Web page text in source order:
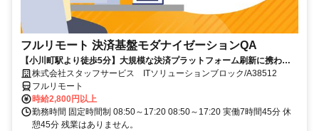
フルリモート 決済基盤モダナイゼーションQA
【小川町駅より徒歩5分】大規模な決済プラットフォーム刷新に携われ
ます。品質保証の専門性を発揮できる環境です。フルリモートで活躍で
きる案件です☆
株式会社スタッフサービス ITソリューションブロック/A38512
フルリモート
時給2,800円以上
勤務時間 固定時間制 08:50～17:20 08:50～17:20 実働7時間45分 休
憩45分 残業はありません。